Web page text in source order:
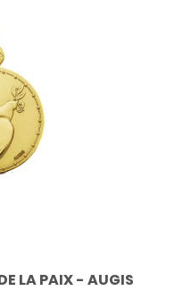
LA PAIX - AUGIS